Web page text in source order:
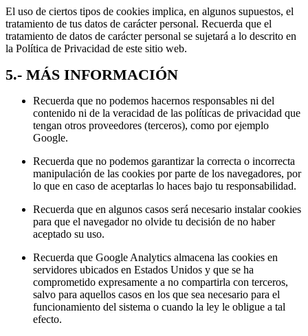
El uso de ciertos tipos de cookies implica, en algunos supuestos, el
tratamiento de tus datos de carácter personal. Recuerda que el
tratamiento de datos de carácter personal se sujetará a lo descrito en
la Política de Privacidad de este sitio web.
5.- MÁS INFORMACIÓN
Recuerda que no podemos hacernos responsables ni del
contenido ni de la veracidad de las políticas de privacidad que
tengan otros proveedores (terceros), como por ejemplo
Google.
Recuerda que no podemos garantizar la correcta o incorrecta
manipulación de las cookies por parte de los navegadores, por
lo que en caso de aceptarlas lo haces bajo tu responsabilidad.
Recuerda que en algunos casos será necesario instalar cookies
para que el navegador no olvide tu decisión de no haber
aceptado su uso.
Recuerda que Google Analytics almacena las cookies en
servidores ubicados en Estados Unidos y que se ha
comprometido expresamente a no compartirla con terceros,
salvo para aquellos casos en los que sea necesario para el
funcionamiento del sistema o cuando la ley le obligue a tal
efecto.